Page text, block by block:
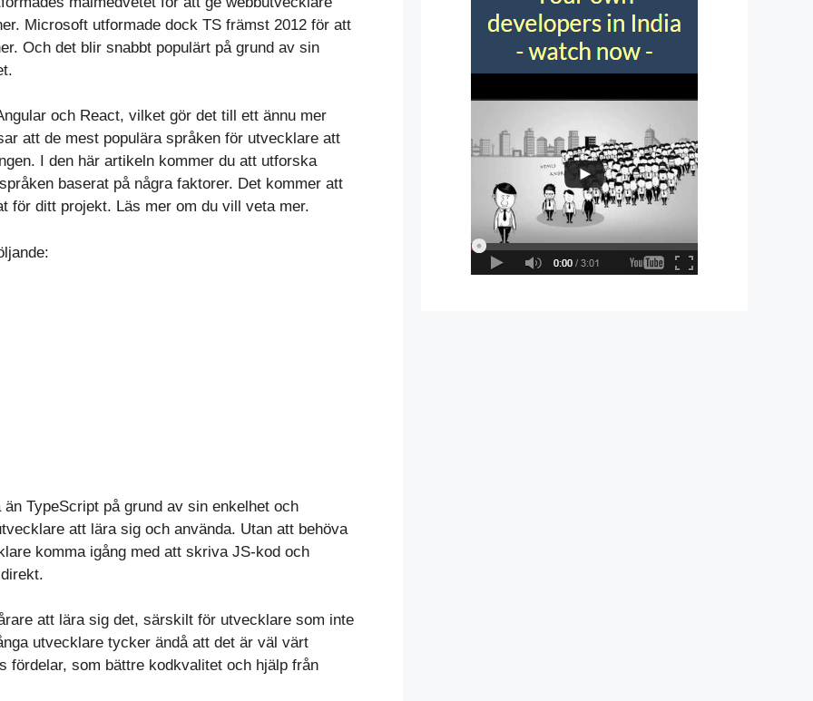
Microsoft utformade dock TS främst 2012 för att
Och det blir snabbt populärt på grund av sin
och React, vilket gör det till ett ännu mer
att de mest populära språken för utvecklare att
I den här artikeln kommer du att utforska
baserat på några faktorer. Det kommer att
för ditt projekt. Läs mer om du vill veta mer.
TypeScript på grund av sin enkelhet och
att lära sig och använda. Utan att behöva
komma igång med att skriva JS-kod och
att lära sig det, särskilt för utvecklare som inte
utvecklare tycker ändå att det är väl värt
fördelar, som bättre kodkvalitet och hjälp från